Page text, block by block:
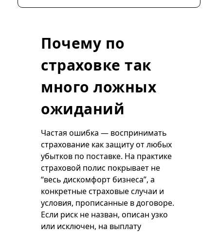
Почему по
страховке так
много ложных
ожиданий
Частая ошибка — воспринимать
страхование как защиту от любых
убытков по поставке. На практике
страховой полис покрывает не
“весь дискомфорт бизнеса”, а
конкретные страховые случаи и
условия, прописанные в договоре.
Если риск не назван, описан узко
или исключен, на выплату